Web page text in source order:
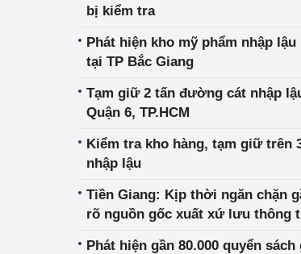
bị kiểm tra
Phát hiện kho mỹ phẩm nhập
tại TP Bắc Giang
Tạm giữ 2 tấn đường cát nhập
Quận 6, TP.HCM
Kiểm tra kho hàng, tạm giữ trên
nhập lậu
Tiền Giang: Kịp thời ngăn chặn
rõ nguồn gốc xuất xứ lưu thông
Phát hiện gần 80.000 quyển